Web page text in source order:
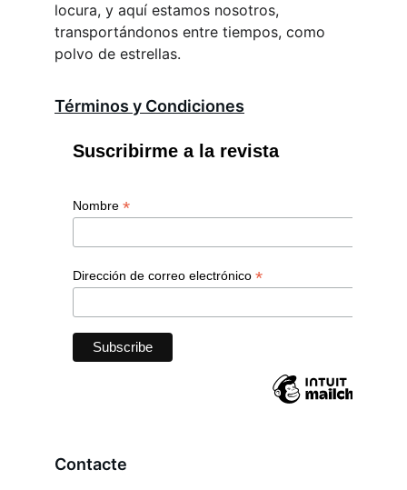
locura, y aquí estamos nosotros,
transportándonos entre tiempos, como
polvo de estrellas.
Contacte
Términos y Condiciones